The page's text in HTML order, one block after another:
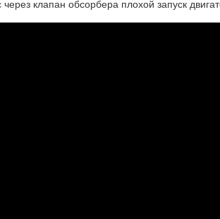
через клапан обсорбера плохой запуск